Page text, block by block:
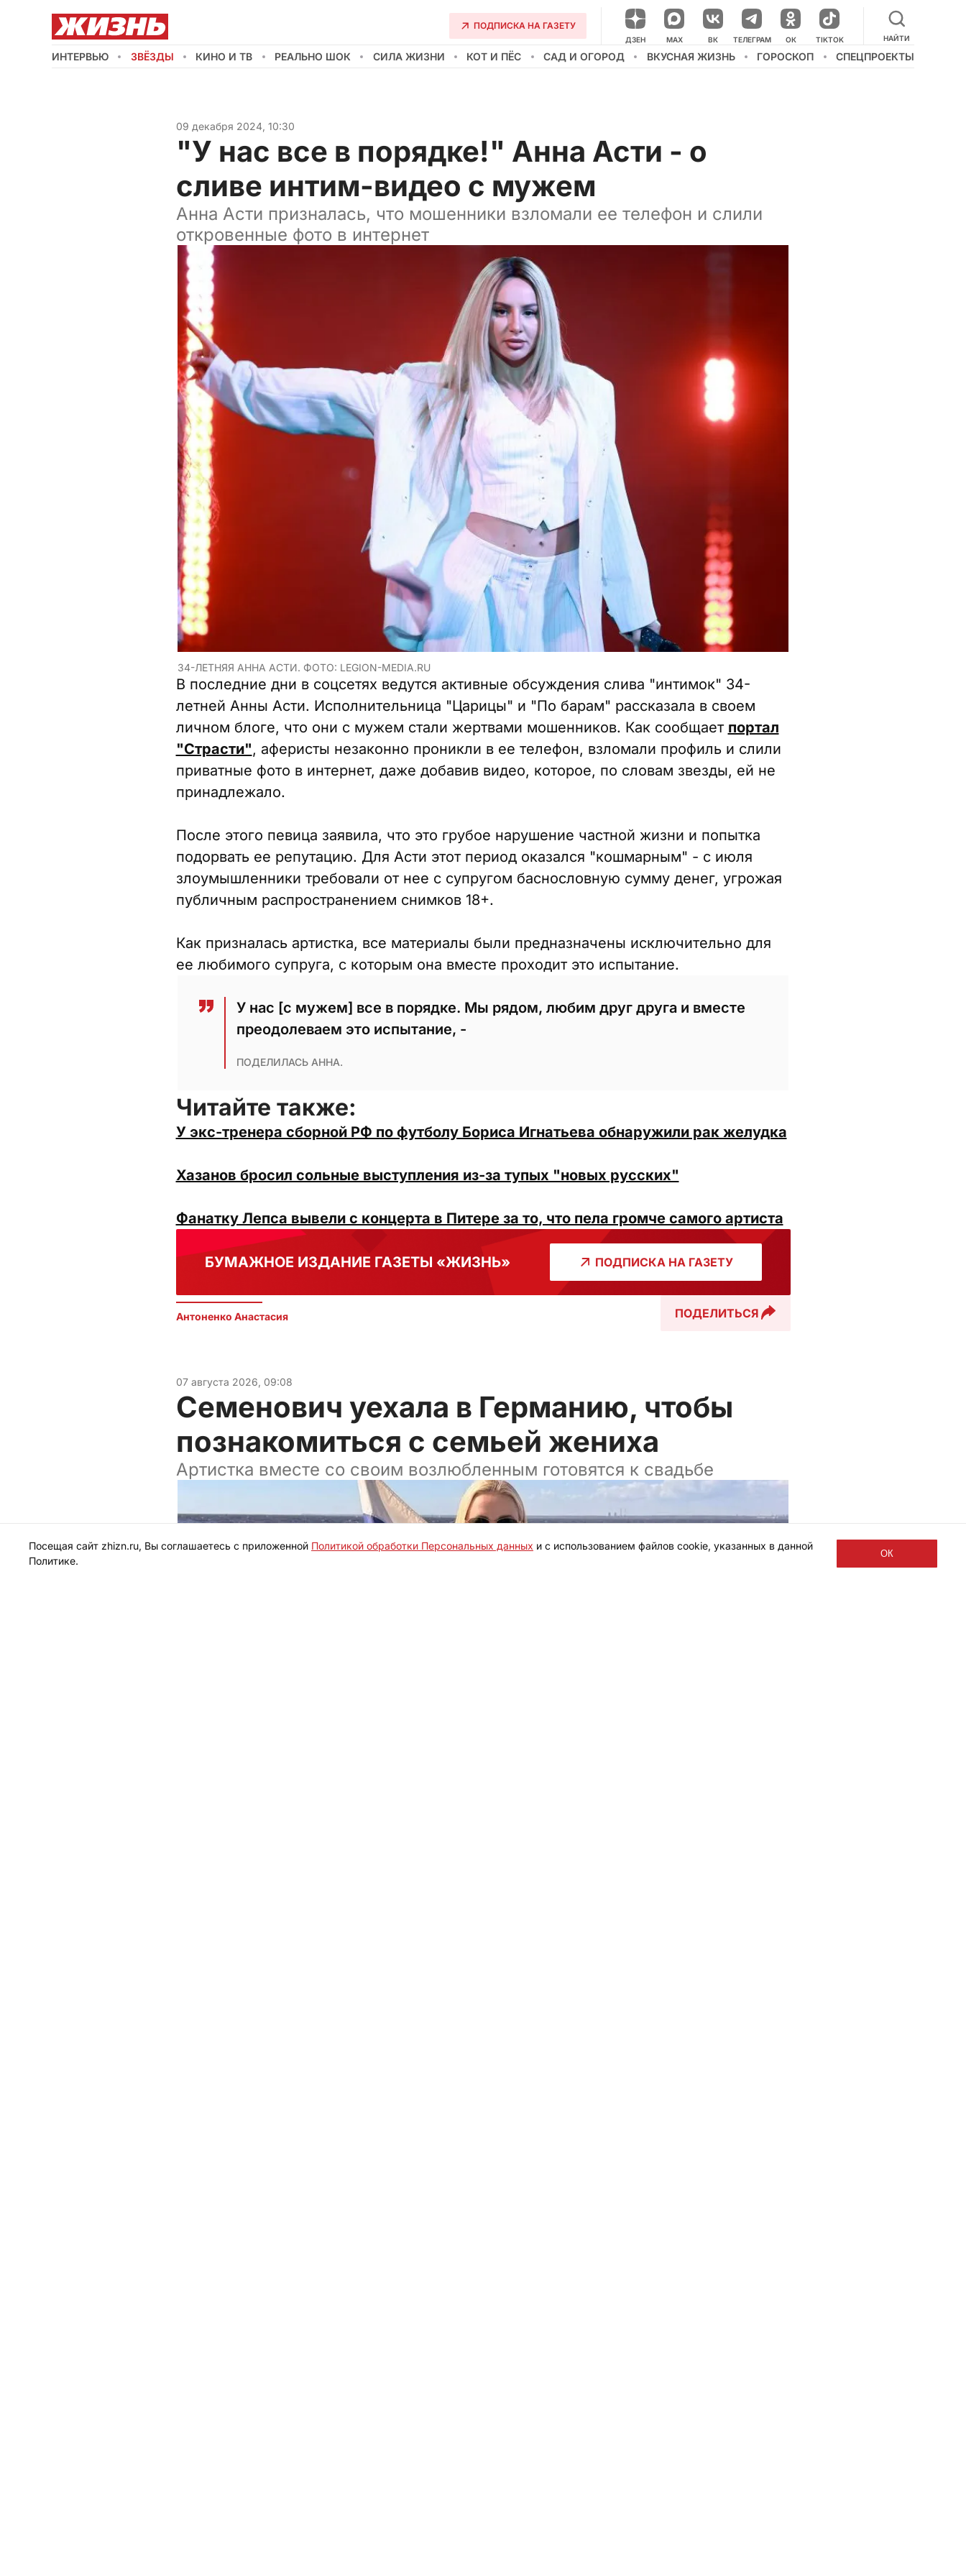
ПОДПИСКА НА ГАЗЕТУ
ДЗЕН НАШ КАНАЛ В МЕССЕНДЖЕРЕ
MAX ВК ТЕЛЕГРАМ ОК TIKTOK НАЙТИ
ИНТЕРВЬЮ ЗВЁЗДЫ КИНО И ТВ РЕАЛЬНО ШОК СИЛА ЖИЗНИ КОТ И ПЁС САД И ОГОРОД ВКУСНАЯ ЖИЗНЬ ГОРОСКОП СПЕЦПРОЕКТЫ
09 декабря 2024, 10:30
"У нас все в порядке!" Анна Асти - о
сливе интим-видео с мужем
Анна Асти призналась, что мошенники взломали ее телефон и слили
откровенные фото в интернет
34-ЛЕТНЯЯ АННА AСТИ. ФОТО: LEGION-MEDIA.RU
В последние дни в соцсетях ведутся активные обсуждения слива "интимок" 34-
летней Анны Асти. Исполнительница "Царицы" и "По барам" рассказала в своем
личном блоге, что они с мужем стали жертвами мошенников. Как сообщает портал
"Страсти", аферисты незаконно проникли в ее телефон, взломали профиль и слили
приватные фото в интернет, даже добавив видео, которое, по словам звезды, ей не
принадлежало.
После этого певица заявила, что это грубое нарушение частной жизни и попытка
подорвать ее репутацию. Для Асти этот период оказался "кошмарным" - с июля
злоумышленники требовали от нее с супругом баснословную сумму денег, угрожая
публичным распространением снимков 18+.
Как призналась артистка, все материалы были предназначены исключительно для
ее любимого супруга, с которым она вместе проходит это испытание.
У нас [с мужем] все в порядке. Мы рядом, любим друг друга и вместе
преодолеваем это испытание, -
ПОДЕЛИЛАСЬ АННА.
Читайте также:
У экс-тренера сборной РФ по футболу Бориса Игнатьева обнаружили рак желудка
Хазанов бросил сольные выступления из-за тупых "новых русских"
Фанатку Лепса вывели с концерта в Питере за то, что пела громче самого артиста
БУМАЖНОЕ ИЗДАНИЕ ГАЗЕТЫ «ЖИЗНЬ» ПОДПИСКА НА ГАЗЕТУ
Антоненко Анастасия ПОДЕЛИТЬСЯ
07 августа 2026, 09:08
Семенович уехала в Германию, чтобы
познакомиться с семьей жениха
Артистка вместе со своим возлюбленным готовятся к свадьбе
Посещая сайт zhizn.ru, Вы соглашаетесь с приложенной Политикой обработки Персональных данных и с использованием файлов cookie, указанных в данной
Политике.
ОК